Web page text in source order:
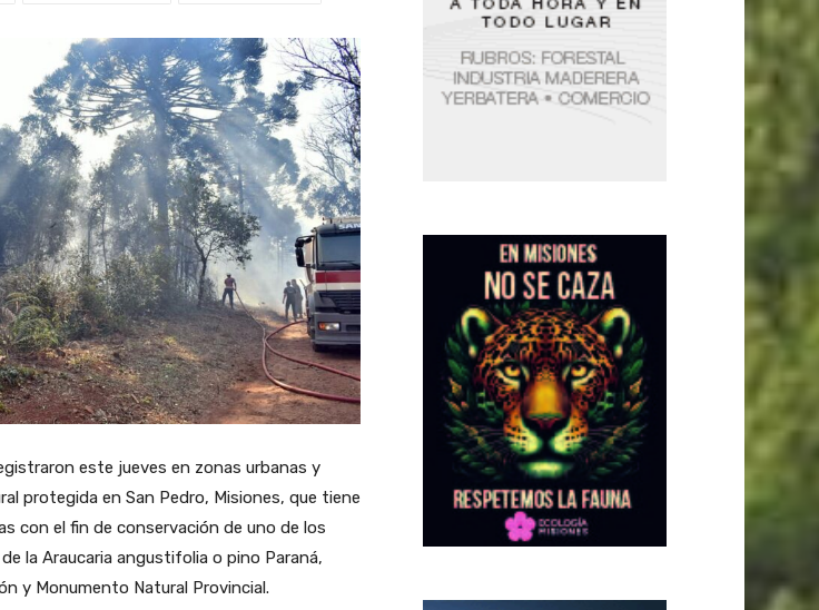
este jueves en zonas urbanas y
protegida en San Pedro, Misiones, que tiene
con el fin de conservación de uno de los
la Araucaria angustifolia o pino Paraná,
y Monumento Natural Provincial.